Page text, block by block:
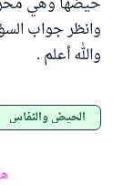
وانظر جواب
والله أعلم .
الحيض والنفاس